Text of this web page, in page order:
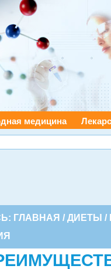
медицина
ГЛАВНАЯ / ДИЕТЫ /